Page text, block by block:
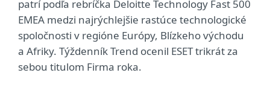
patrí podľa rebríčka Deloitte Technology Fast 500
EMEA medzi najrýchlejšie rastúce technologické
spoločnosti v regióne Európy, Blízkeho východu
a Afriky. Týždenník Trend ocenil ESET trikrát za
sebou titulom Firma roka.